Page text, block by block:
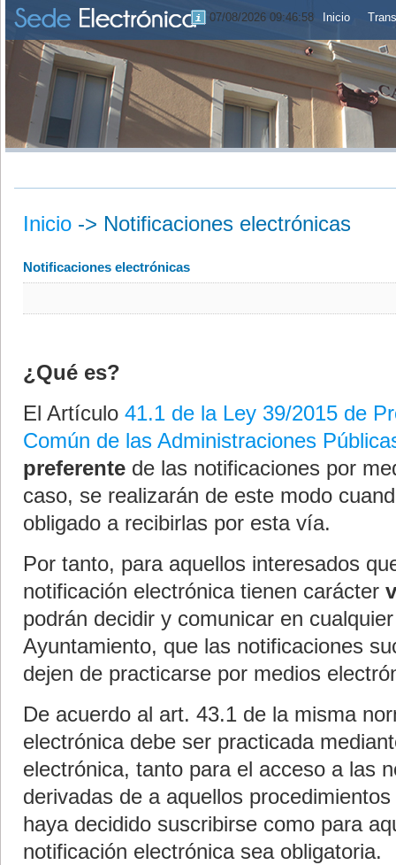
07/08/2026 09:46:58 Inicio
Inicio -> Notificaciones electrónicas
Notificaciones electrónicas
¿Qué es?
El Artículo 41.1 de la Ley 39/2015 de
Común de las Administraciones
preferente de las notificaciones por
caso, se realizarán de este modo
obligado a recibirlas por esta vía.
Por tanto, para aquellos interesados
notificación electrónica tienen carácter
podrán decidir y comunicar en
Ayuntamiento, que las notificaciones
dejen de practicarse por medios
De acuerdo al art. 43.1 de la misma
electrónica debe ser practicada
electrónica, tanto para el acceso a las
derivadas de a aquellos
haya decidido suscribirse como para
notificación electrónica sea obligatoria.